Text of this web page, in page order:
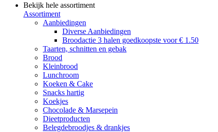
Bekijk hele assortiment
Assortiment
Aanbiedingen
Diverse Aanbiedingen
Broodactie 3 halen goedkoopste voor € 1.50
Taarten, schnitten en gebak
Brood
Kleinbrood
Lunchroom
Koeken & Cake
Snacks hartig
Koekjes
Chocolade & Marsepein
Dieetproducten
Belegdebroodjes & drankjes